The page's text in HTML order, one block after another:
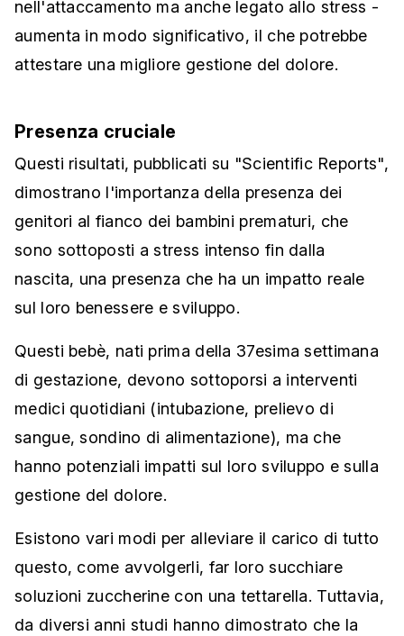
nell'attaccamento ma anche legato allo stress -
aumenta in modo significativo, il che potrebbe
attestare una migliore gestione del dolore.
Presenza cruciale
Questi risultati, pubblicati su "Scientific Reports",
dimostrano l'importanza della presenza dei
genitori al fianco dei bambini prematuri, che
sono sottoposti a stress intenso fin dalla
nascita, una presenza che ha un impatto reale
sul loro benessere e sviluppo.
Questi bebè, nati prima della 37esima settimana
di gestazione, devono sottoporsi a interventi
medici quotidiani (intubazione, prelievo di
sangue, sondino di alimentazione), ma che
hanno potenziali impatti sul loro sviluppo e sulla
gestione del dolore.
Esistono vari modi per alleviare il carico di tutto
questo, come avvolgerli, far loro succhiare
soluzioni zuccherine con una tettarella. Tuttavia,
da diversi anni studi hanno dimostrato che la